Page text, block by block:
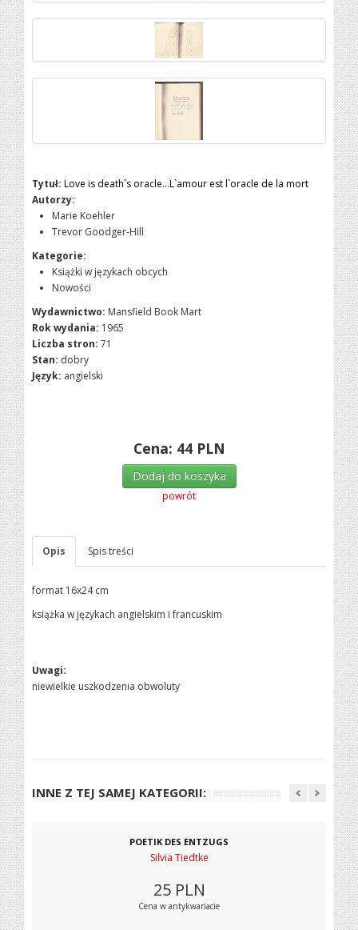
Tytuł: Love is death`s oracle...L`amour est l`oracle de la mort
Autorzy:
Marie Koehler
Trevor Goodger-Hill
Kategorie:
Książki w językach obcych
Nowości
Wydawnictwo: Mansfield Book Mart
Rok wydania: 1965
Liczba stron: 71
Stan: dobry
Język: angielski
Cena: 44 PLN
Dodaj do koszyka
powrót
Opis Spis treści
format 16x24 cm
książka w językach angielskim i francuskim
Uwagi:
niewielkie uszkodzenia obwoluty
INNE Z TEJ SAMEJ KATEGORII:
POETIK DES ENTZUGS
Silvia Tiedtke
25 PLN
Cena w antykwariacie